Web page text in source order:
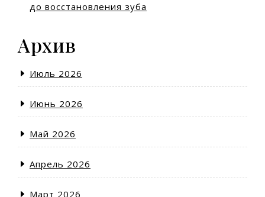
до восстановления зуба
Архив
Июль 2026
Июнь 2026
Май 2026
Апрель 2026
Март 2026